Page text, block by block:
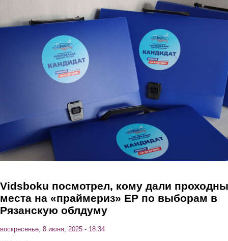
Vidsboku посмотрел, кому дали
места на «праймериз» ЕР по выборам в
Рязанскую облдуму
воскресенье, 8 июня, 2025 - 18:34